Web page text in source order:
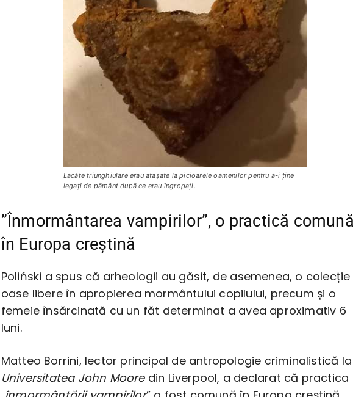
Lacăte triunghiulare erau atașate la picioarele oamenilor pentru a-i ține
legați de pământ după ce erau îngropați.
”Înmormântarea vampirilor”, o practică comună
în Europa creștină
Poliński a spus că arheologii au găsit, de asemenea, o
oase libere în apropierea mormântului copilului, precum și o
femeie însărcinată cu un făt determinat a avea aproximativ 6
luni.
Matteo Borrini, lector principal de antropologie criminalistică la
Universitatea John Mooredin Liverpool, a declarat că practica